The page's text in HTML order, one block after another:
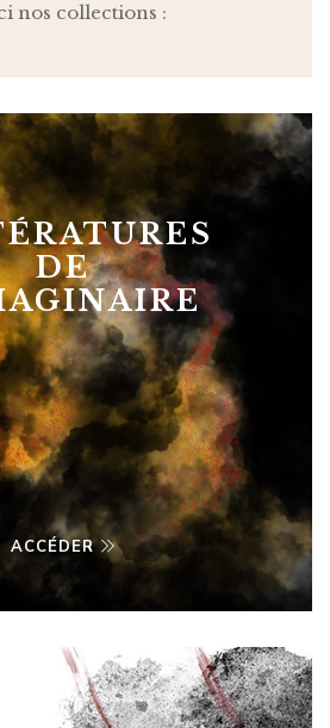
nos collections :
DE
ACCÉDER